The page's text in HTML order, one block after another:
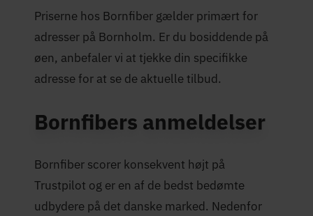
Priserne hos Bornfiber gælder primært for
adresser på Bornholm. Er du bosiddende på
øen, anbefaler vi at tjekke din specifikke
adresse for at se de aktuelle tilbud.
Bornfibers anmeldelser
Bornfiber scorer konsekvent højt på
Trustpilot og er en af de bedst bedømte
udbydere på det danske marked. Nedenfor